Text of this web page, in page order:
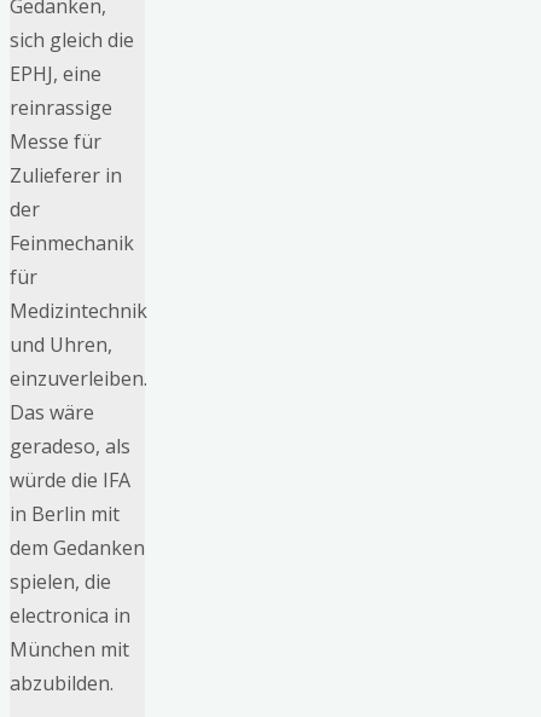
Gedanken,
sich gleich die
EPHJ, eine
reinrassige
Messe für
Zulieferer in
der
Feinmechanik
für
Medizintechnik
und Uhren,
einzuverleiben.
Das wäre
geradeso, als
würde die IFA
in Berlin mit
dem Gedanken
spielen, die
electronica in
München mit
abzubilden.